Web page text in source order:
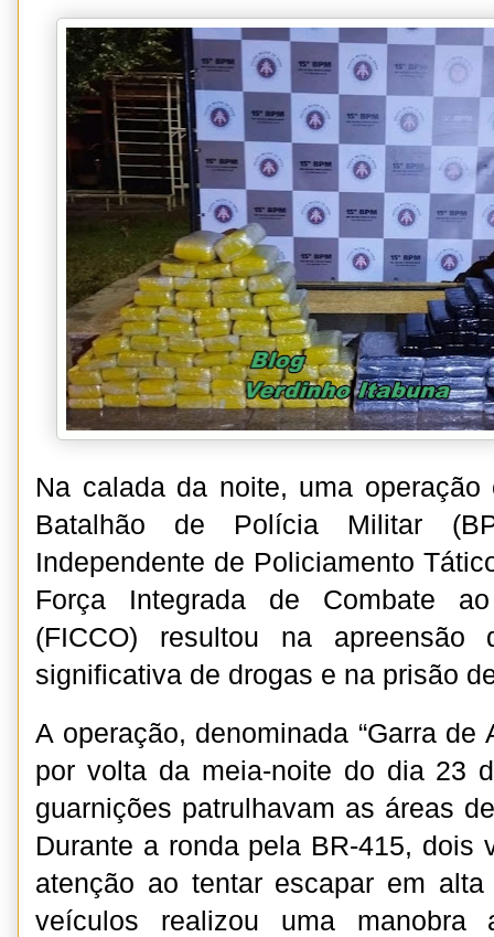
Na calada da noite, uma operação
Batalhão de Polícia Militar
Independente de Policiamento
Força Integrada de Combate
(FICCO) resultou na apreensão
significativa de drogas e na prisão
A operação, denominada “Garra de
por volta da meia-noite do dia 23
guarnições patrulhavam as áreas
Durante a ronda pela BR-415, dois
atenção ao tentar escapar em
veículos realizou uma manobra